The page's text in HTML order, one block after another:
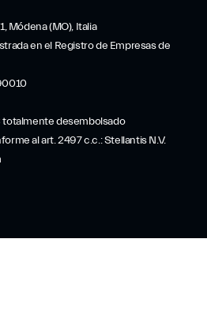
Módena (MO), Italia
en el Registro de Empresas de
desembolsado
al art. 2497 c.c.: Stellantis N.V.